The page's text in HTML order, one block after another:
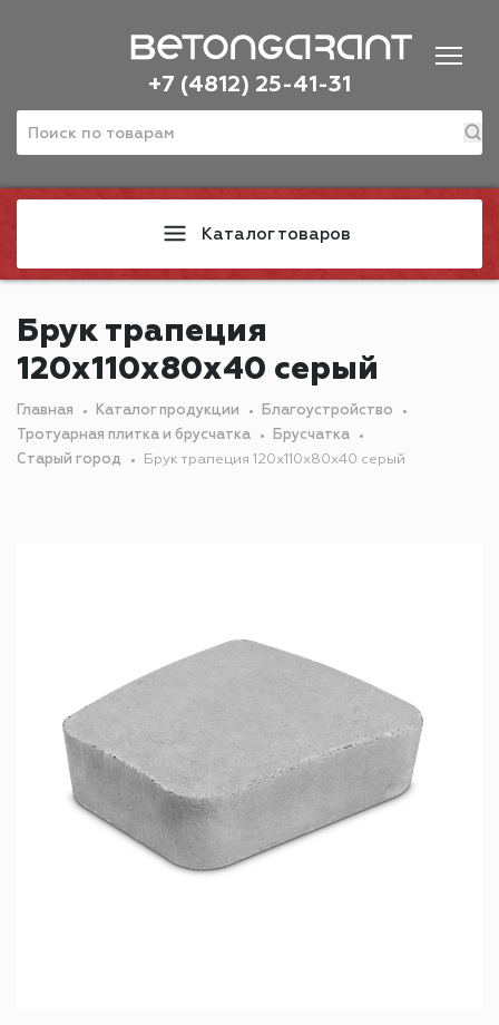
+7 (4812) 25-41-31
Каталог товаров
Брук трапеция
120х110х80х40 серый
Главная Каталог продукции
Благоустройство
Тротуарная плитка и брусчатка
Брусчатка
Старый город
Брук трапеция 120х110х80х40 серый